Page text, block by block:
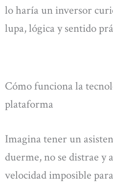
lo haría un inversor
lupa, lógica y sentido
Cómo funciona la
plataforma
Imagina tener un
duerme, no se distrae y
velocidad imposible